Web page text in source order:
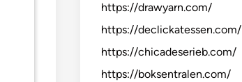
https://drawyarn.com/
https://declickatessen.com/
https://chicadeserieb.com/
https://boksentralen.com/